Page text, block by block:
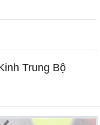
Trung Bộ